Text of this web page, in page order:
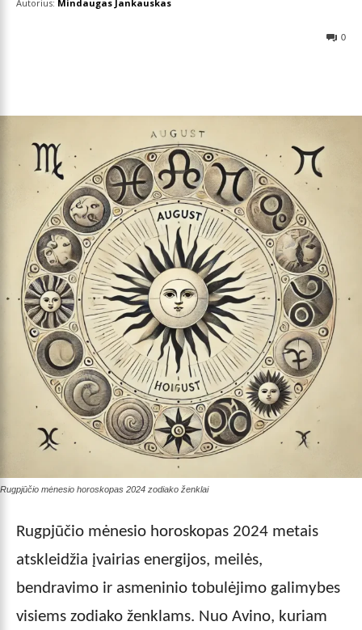
Autorius: Mindaugas Jankauskas
0
Rugpjūčio mėnesio horoskopas 2024 zodiako ženklai
Rugpjūčio mėnesio horoskopas 2024 metais
atskleidžia įvairias energijos, meilės,
bendravimo ir asmeninio tobulėjimo galimybes
visiems zodiako ženklams. Nuo Avino, kuriam